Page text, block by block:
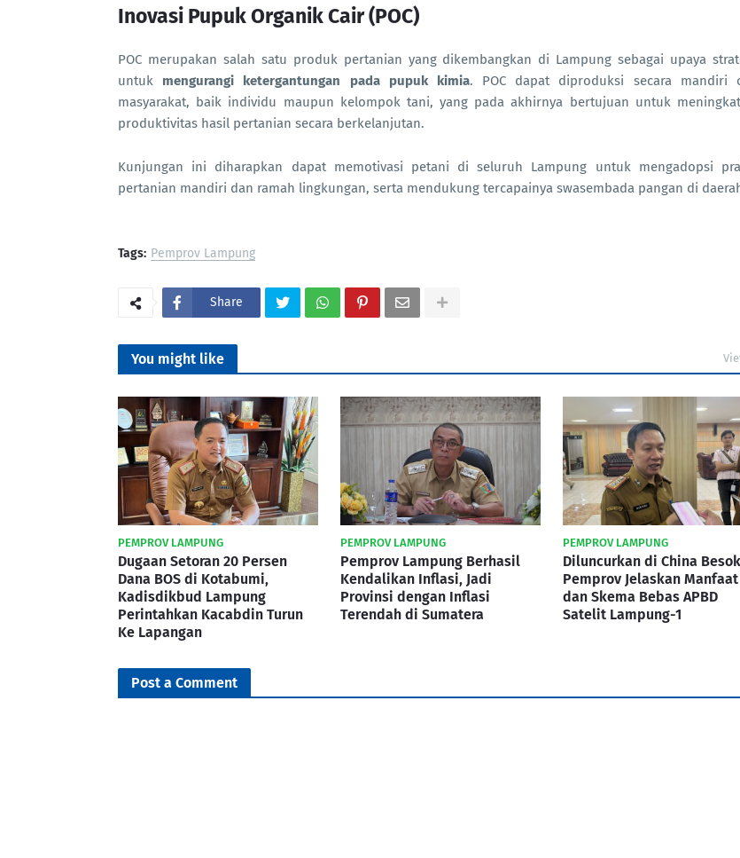
Inovasi Pupuk Organik Cair (POC)
POC merupakan salah satu produk pertanian yang dikembangkan di Lampung sebagai upaya
untuk mengurangi ketergantungan pada pupuk kimia. POC dapat diproduksi secara mandiri
masyarakat, baik individu maupun kelompok tani, yang pada akhirnya bertujuan untuk
produktivitas hasil pertanian secara berkelanjutan.
Kunjungan ini diharapkan dapat memotivasi petani di seluruh Lampung untuk mengadopsi
pertanian mandiri dan ramah lingkungan, serta mendukung tercapainya swasembada pangan di
Tags: Pemprov Lampung
Share
You might like
PEMPROV LAMPUNG
Dugaan Setoran 20 Persen
Dana BOS di Kotabumi,
Kadisdikbud Lampung
Perintahkan Kacabdin Turun
Ke Lapangan
PEMPROV LAMPUNG
Pemprov Lampung Berhasil
Kendalikan Inflasi, Jadi
Provinsi dengan Inflasi
Terendah di Sumatera
PEMPROV LAMPUNG
Diluncurkan di China
Pemprov Jelaskan Manfaat
dan Skema Bebas APBD
Satelit Lampung-1
Post a Comment